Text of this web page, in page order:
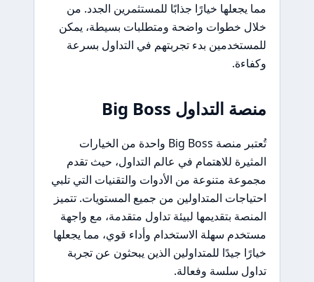
مما يجعلها خيارًا جذابًا للمستثمرين الجدد. من
خلال خطوات واضحة ومتطلبات بسيطة، يمكن
للمستخدمين بدء تجربتهم في التداول بسرعة
وكفاءة.
منصة التداول Big Boss
تُعتبر منصة Big Boss واحدة من الخيارات
المثيرة للاهتمام في عالم التداول، حيث تقدم
مجموعة متنوعة من الأدوات والتقنيات التي تلبي
احتياجات المتداولين من جميع المستويات. تتميز
المنصة بتقديمها لبيئة تداول متقدمة، مع واجهة
مستخدم سهلة الاستخدام وأداء قوي، مما يجعلها
خيارًا جيدًا للمتداولين الذين يبحثون عن تجربة
تداول سلسة وفعالة.